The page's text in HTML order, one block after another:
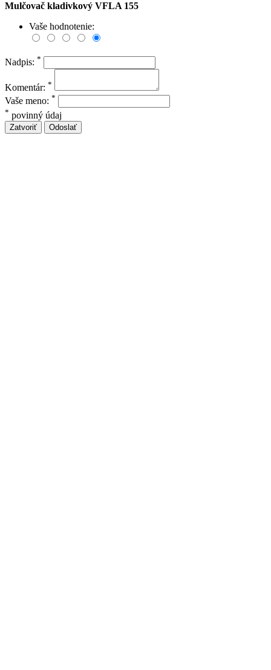
Mulčovač kladivkový VFLA 155
Vaše hodnotenie:
Nadpis: *
Komentár: *
Vaše meno: *
* povinný údaj
Zatvoriť Odoslať